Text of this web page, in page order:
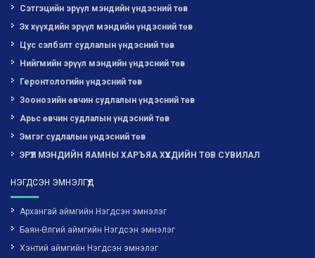
Сэтгэцийн эрүүл мэндийн үндэсний төв
Эх хүүхдийн эрүүл мэндийн үндэсний төв
Цус сэлбэлт судлалын үндэсний төв
Нийгмийн эрүүл мэндийн үндэсний төв
Геронтологийн үндэсний төв
Зоонозийн өвчин судлалын үндэсний төв
Арьс өвчин судлалын үндэсний төв
Эмгэг судлалын үндэсний төв
ЭРҮҮЛ МЭНДИЙН ЯАМНЫ ХАРЪЯА ХҮҮХДИЙН ТӨВ СУВИЛАЛ
НЭГДСЭН ЭМНЭЛГҮҮД
Архангай аймгийн Нэгдсэн эмнэлэг
Баян-Өлгий аймгийн Нэгдсэн эмнэлэг
Хэнтий аймгийн Нэгдсэн эмнэлэг